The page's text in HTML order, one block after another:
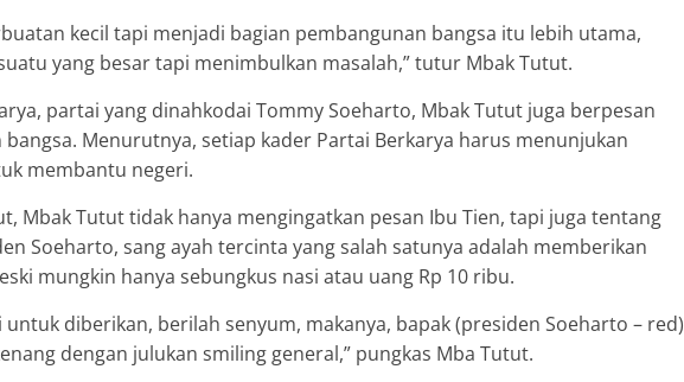
kecil tapi menjadi bagian pembangunan bangsa itu lebih utama,
yang besar tapi menimbulkan masalah,” tutur Mbak Tutut.
partai yang dinahkodai Tommy Soeharto, Mbak Tutut juga berpesan
Menurutnya, setiap kader Partai Berkarya harus menunjukan
membantu negeri.
Mbak Tutut tidak hanya mengingatkan pesan Ibu Tien, tapi juga tentang
Soeharto, sang ayah tercinta yang salah satunya adalah memberikan
mungkin hanya sebungkus nasi atau uang Rp 10 ribu.
untuk diberikan, berilah senyum, makanya, bapak (presiden Soeharto – red)
dengan julukan smiling general,” pungkas Mba Tutut.